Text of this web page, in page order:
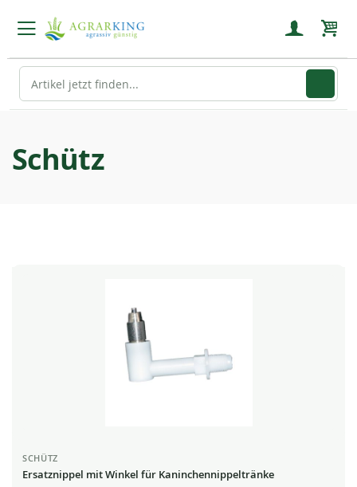
Schütz
SCHÜTZ
Ersatznippel mit Winkel für Kaninchennippeltränke